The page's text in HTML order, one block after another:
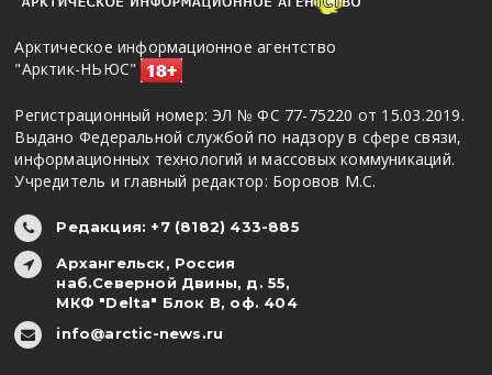
Арктическое информационное агентство
"Арктик-НЬЮС"
Регистрационный номер: ЭЛ № ФС 77-75220 от 15.03.2019.
Выдано Федеральной службой по надзору в сфере связи,
информационных технологий и массовых коммуникаций.
Учредитель и главный редактор: Боровов М.С.
Редакция: +7 (8182) 433-885
Архангельск, Россия
наб.Северной Двины, д. 55,
МКФ "Delta" Блок В, оф. 404
info@arctic-news.ru